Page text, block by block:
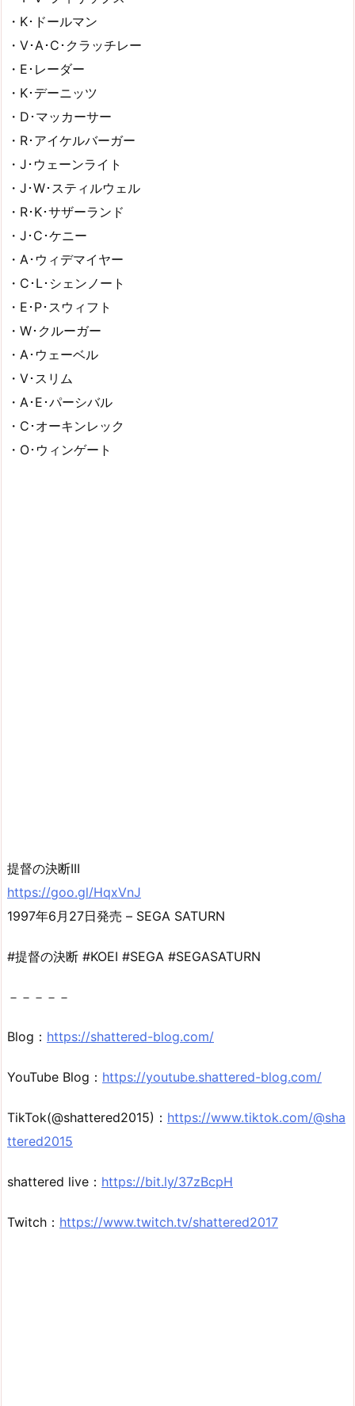
・K･ドールマン
・V･A･C･クラッチレー
・E･レーダー
・K･デーニッツ
・D･マッカーサー
・R･アイケルバーガー
・J･ウェーンライト
・J･W･スティルウェル
・R･K･サザーランド
・J･C･ケニー
・A･ウィデマイヤー
・C･L･シェンノート
・E･P･スウィフト
・W･クルーガー
・A･ウェーベル
・V･スリム
・A･E･パーシバル
・C･オーキンレック
・O･ウィンゲート
提督の決断III
https://goo.gl/HqxVnJ
1997年6月27日発売 – SEGA SATURN
#提督の決断 #KOEI #SEGA #SEGASATURN
－－－－－
Blog： https://shattered-blog.com/
YouTube Blog： https://youtube.shattered-blog.com/
TikTok(@shattered2015)： https://www.tiktok.com/@sha
ttered2015
shattered live： https://bit.ly/37zBcpH
Twitch： https://www.twitch.tv/shattered2017